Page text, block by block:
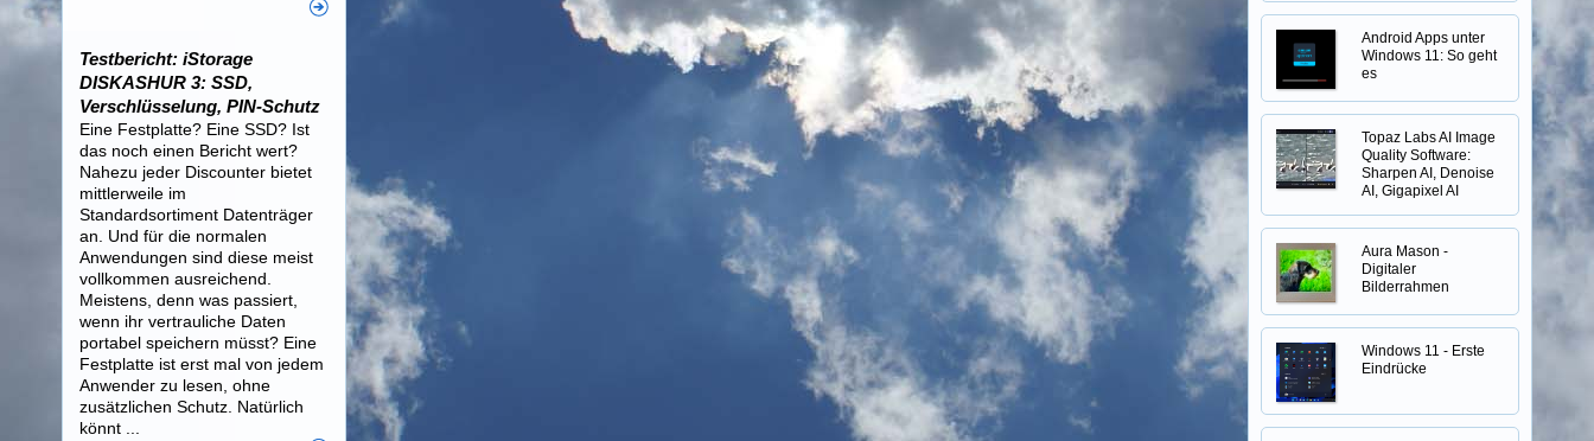
Testbericht: iStorage
DISKASHUR 3: SSD,
Verschlüsselung, PIN-Schutz
Eine Festplatte? Eine SSD? Ist
das noch einen Bericht wert?
Nahezu jeder Discounter bietet
mittlerweile im
Standardsortiment Datenträger
an. Und für die normalen
Anwendungen sind diese meist
vollkommen ausreichend.
Meistens, denn was passiert,
wenn ihr vertrauliche Daten
portabel speichern müsst? Eine
Festplatte ist erst mal von jedem
Anwender zu lesen, ohne
zusätzlichen Schutz. Natürlich
könnt ...
Android Apps unter
Windows 11: So geht
es
Topaz Labs AI Image
Quality Software:
Sharpen AI, Denoise
AI, Gigapixel AI
Aura Mason -
Digitaler
Bilderrahmen
Windows 11 - Erste
Eindrücke